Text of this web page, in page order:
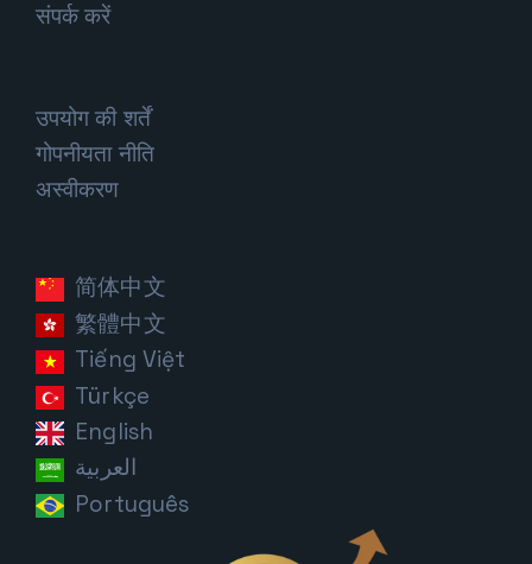
संपर्क करें
उपयोग की शर्तें
गोपनीयता नीति
अस्वीकरण
简体中文
繁體中文
Tiếng Việt
Türkçe
English
العربية
Português